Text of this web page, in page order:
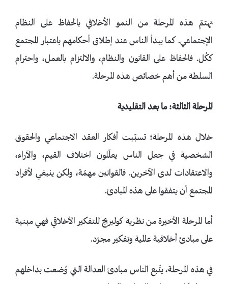
تهتمّ هذه المرحلة من النمو الأخلاقي بالحفاظ على النظام
الإجتماعي. كما يبدأ الناس عند إطلاق أحكامهم باعتبار المجتمع
ككُل. فالحفاظ على القانون والنظام، والالتزام بالعمل، واحترام
السلطة من أهم خصائص هذه المرحلة.
المرحلة الثالثة: ما بعد التقليدية
خلال هذه المرحلة؛ تسبّبت أفكار العقد الاجتماعي والحقوق
الشخصية في جعل الناس يعلّلون اختلاف القيم، والآراء،
والاعتقادات لدى الآخرين. فالقوانين مهمّة، ولكن ينبغي لأفراد
المجتمع أن يتفقوا على هذه المبادئ.
أما المرحلة الأخيرة من نظرية كولبريج للتفكير الأخلاقي فهي مبنية
على مبادئ أخلاقية عالمية وتفكير مجرّد.
في هذه المرحلة، يتّبع الناس مبادئ العدالة التي وُضعت بداخلهم